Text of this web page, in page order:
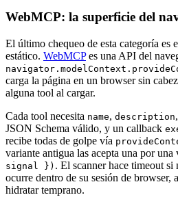
WebMCP: la superficie del
El último chequeo de esta categoría es
estático. WebMCPes una API del
carga la página en un browser sin
alguna tool al cargar.
Cada tool necesita name, description
JSON Schema válido, y un callback
recibe todas de golpe vía
variante antigua las acepta una por una
signal }) . El scanner hace timeout si
ocurre dentro de su sesión de browser,
hidratar temprano.